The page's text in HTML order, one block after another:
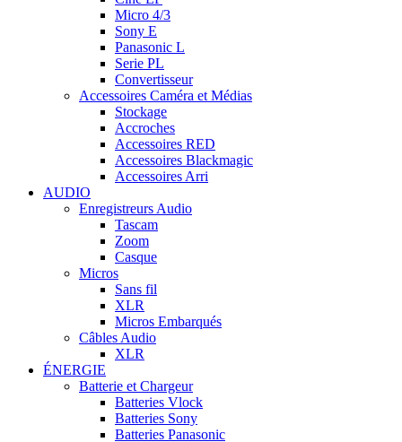
Micro 4/3
Sony E
Panasonic L
Serie PL
Convertisseur
Accessoires Caméra et Médias
Stockage
Accroches
Accessoires RED
Accessoires Blackmagic
Accessoires Arri
AUDIO
Enregistreurs Audio
Tascam
Zoom
Casque
Micros
Sans fil
XLR
Micros Embarqués
Câbles Audio
XLR
ÉNERGIE
Batterie et Chargeur
Batteries Vlock
Batteries Sony
Batteries Panasonic